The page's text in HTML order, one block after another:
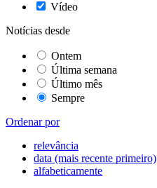
Vídeo
Notícias desde
Ontem
Última semana
Último mês
Sempre
Ordenar por
relevância
data (mais recente primeiro)
alfabeticamente